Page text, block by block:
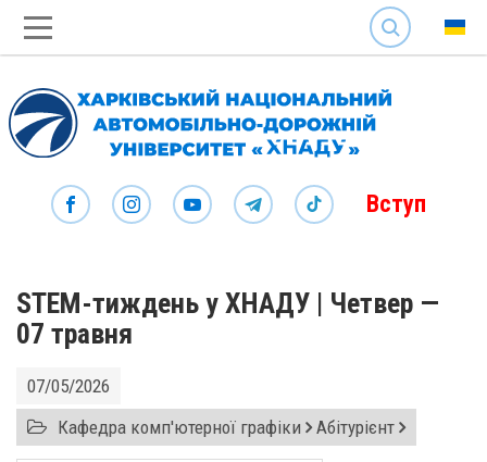
SEARCH
Вступ
STEM-тиждень у ХНАДУ | Четвер —
07 травня
07/05/2026
Кафедра комп'ютерної графіки Абітурієнт